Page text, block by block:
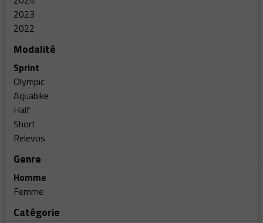
2023
2022
Modalité
Sprint
Olympic
Aquabike
Half
Short
Relevos
Genre
Homme
Femme
Catégorie